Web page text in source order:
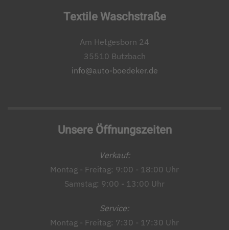
Textile Waschstraße
Am Hetgesborn 24
35510 Butzbach
info@auto-boedeker.de
Unsere Öffnungszeiten
Verkauf:
Montag - Freitag: 9:00 - 18:00 Uhr
Samstag: 9:00 - 13:00 Uhr
Service:
Montag - Freitag: 7:30 - 17:30 Uhr